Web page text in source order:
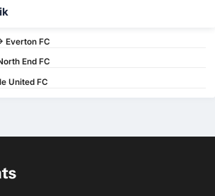
Everton FC
End FC
United FC